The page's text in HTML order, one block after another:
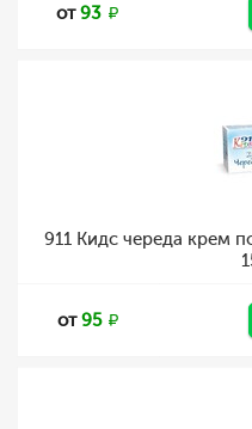
от93
911 Кидс череда крем
от95